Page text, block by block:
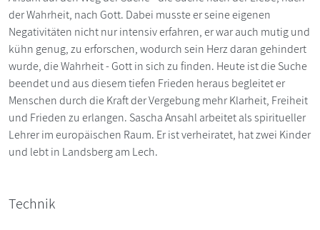
der Wahrheit, nach Gott. Dabei musste er seine eigenen
Negativitäten nicht nur intensiv erfahren, er war auch mutig und
kühn genug, zu erforschen, wodurch sein Herz daran gehindert
wurde, die Wahrheit - Gott in sich zu finden. Heute ist die Suche
beendet und aus diesem tiefen Frieden heraus begleitet er
Menschen durch die Kraft der Vergebung mehr Klarheit, Freiheit
und Frieden zu erlangen. Sascha Ansahl arbeitet als spiritueller
Lehrer im europäischen Raum. Er ist verheiratet, hat zwei Kinder
und lebt in Landsberg am Lech.
Technik